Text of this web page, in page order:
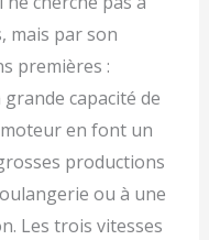
mais par son
premières :
capacité de
en font un
productions
ou à une
Les trois vitesses